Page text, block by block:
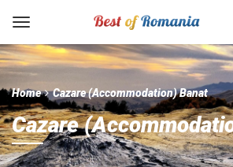
Home Cazare (Accommodation) Banat
Cazare